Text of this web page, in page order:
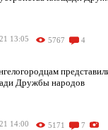
13:05 5767 4
Дружбы народов
14:00 5171 7